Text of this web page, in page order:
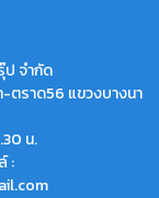
จำกัด
-ตราด56 แขวงบางนา
น.
: